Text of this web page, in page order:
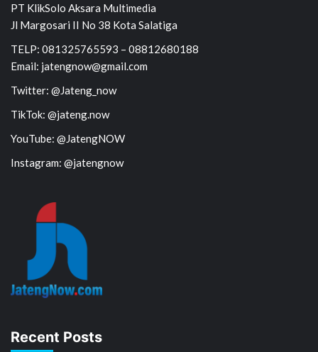
PT KlikSolo Aksara Multimedia
Jl Margosari II No 38 Kota Salatiga
TELP: 081325765593 – 08812680188
Email: jatengnow@gmail.com
Twitter: @Jateng_now
TikTok: @jateng.now
YouTube: @JatengNOW
Instagram: @jatengnow
Recent Posts